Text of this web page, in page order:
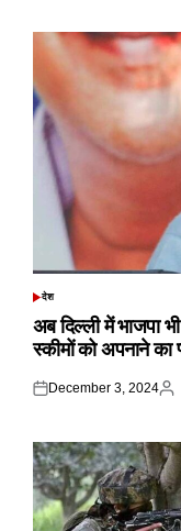
POSTED
देश
अब दिल्ली में भाजपा
स्कीमों को अपनाने का
Posted
December 3, 2024